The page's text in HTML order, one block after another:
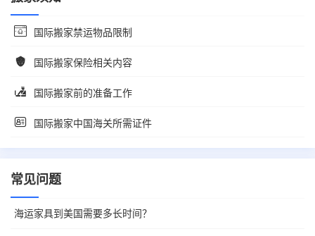
国际搬家禁运物品限制
国际搬家保险相关内容
国际搬家前的准备工作
国际搬家中国海关所需证件
常见问题
海运家具到美国需要多长时间？